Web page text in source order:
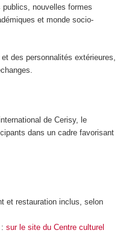
nouvelles formes
et monde socio-
des personnalités extérieures,
de Cerisy, le
dans un cadre favorisant
et restauration inclus, selon
sur le site du Centre culturel